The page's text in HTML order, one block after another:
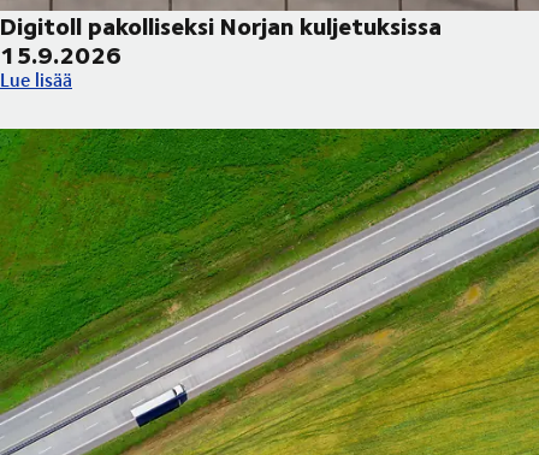
Digitoll pakolliseksi Norjan kuljetuksissa
15.9.2026
Digitoll pakolliseksi Norjan kuljetuksissa 15.9.2026
Lue lisää